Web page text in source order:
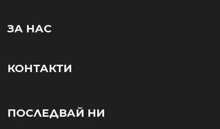
ЗА НАС
КОНТАКТИ
ПОСЛЕДВАЙ НИ